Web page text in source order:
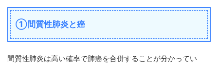
①間質性肺炎と癌
間質性肺炎は高い確率で肺癌を合併することが分かってい